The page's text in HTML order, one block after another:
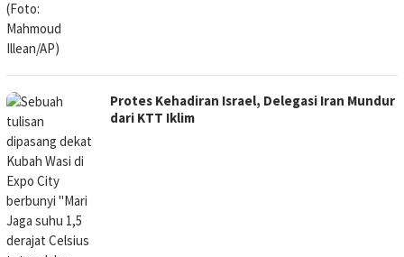
Protes Kehadiran Israel, Delegasi Iran Mundur
dari KTT Iklim